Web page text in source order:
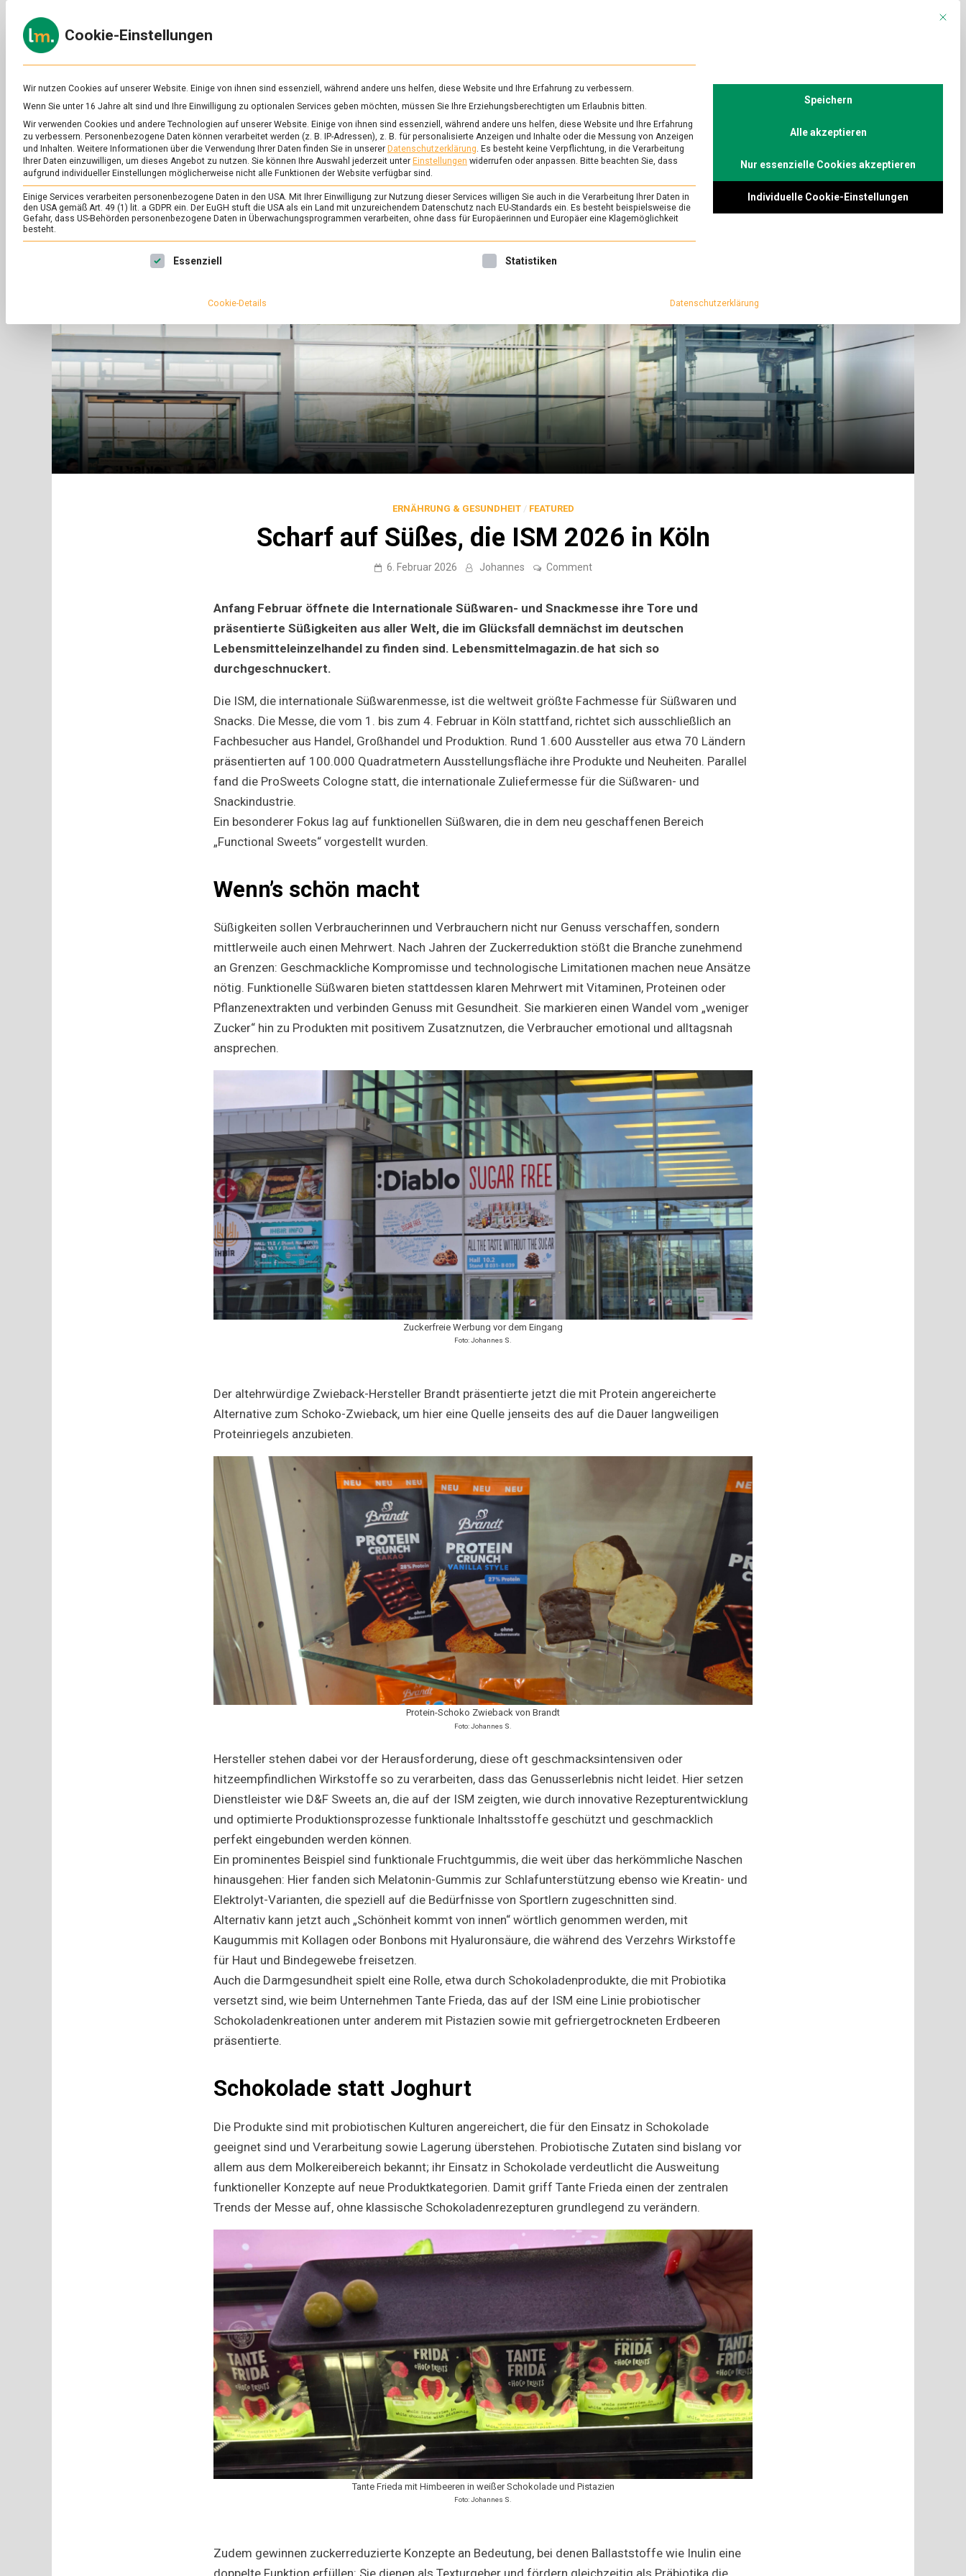
to
content
zu
&
Ernährung
ERNÄHRUNG & GESUNDHEIT/ FEATURED
Scharf auf Süßes, die ISM 2026 in Köln
6. Februar 2026 Johannes Commenton
die
ISM
2026
in
Anfang Februar öffnete die Internationale Süßwaren- und Snackmesse ihre Tore und
präsentierte Süßigkeiten aus aller Welt, die im Glücksfall demnächst im deutschen
Lebensmitteleinzelhandel zu finden sind. Lebensmittelmagazin.de hat sich so
durchgeschnuckert.
Die ISM, die internationale Süßwarenmesse, ist die weltweit größte Fachmesse für Süßwaren und
Snacks. Die Messe, die vom 1. bis zum 4. Februar in Köln stattfand, richtet sich ausschließlich an
Fachbesucher aus Handel, Großhandel und Produktion. Rund 1.600 Aussteller aus etwa 70 Ländern
präsentierten auf 100.000 Quadratmetern Ausstellungsfläche ihre Produkte und Neuheiten. Parallel
fand die ProSweets Cologne statt, die internationale Zuliefermesse für die Süßwaren- und
Snackindustrie.
Ein besonderer Fokus lag auf funktionellen Süßwaren, die in dem neu geschaffenen Bereich
„Functional Sweets“ vorgestellt wurden.
Wenn’s schön macht
Süßigkeiten sollen Verbraucherinnen und Verbrauchern nicht nur Genuss verschaffen, sondern
mittlerweile auch einen Mehrwert. Nach Jahren der Zuckerreduktion stößt die Branche zunehmend
an Grenzen: Geschmackliche Kompromisse und technologische Limitationen machen neue Ansätze
nötig. Funktionelle Süßwaren bieten stattdessen klaren Mehrwert mit Vitaminen, Proteinen oder
Pflanzenextrakten und verbinden Genuss mit Gesundheit. Sie markieren einen Wandel vom „weniger
Zucker“ hin zu Produkten mit positivem Zusatznutzen, die Verbraucher emotional und alltagsnah
ansprechen.
Zuckerfreie Werbung vor dem Eingang
Foto: Johannes S.
Der altehrwürdige Zwieback-Hersteller Brandt präsentierte jetzt die mit Protein angereicherte
Alternative zum Schoko-Zwieback, um hier eine Quelle jenseits des auf die Dauer langweiligen
Proteinriegels anzubieten.
Protein-Schoko Zwieback von Brandt
Foto: Johannes S.
Hersteller stehen dabei vor der Herausforderung, diese oft geschmacksintensiven oder
hitzeempfindlichen Wirkstoffe so zu verarbeiten, dass das Genusserlebnis nicht leidet. Hier setzen
Dienstleister wie D&F Sweets an, die auf der ISM zeigten, wie durch innovative Rezepturentwicklung
und optimierte Produktionsprozesse funktionale Inhaltsstoffe geschützt und geschmacklich
perfekt eingebunden werden können.
Ein prominentes Beispiel sind funktionale Fruchtgummis, die weit über das herkömmliche Naschen
hinausgehen: Hier fanden sich Melatonin-Gummis zur Schlafunterstützung ebenso wie Kreatin- und
Elektrolyt-Varianten, die speziell auf die Bedürfnisse von Sportlern zugeschnitten sind.
Alternativ kann jetzt auch „Schönheit kommt von innen“ wörtlich genommen werden, mit
Kaugummis mit Kollagen oder Bonbons mit Hyaluronsäure, die während des Verzehrs Wirkstoffe
für Haut und Bindegewebe freisetzen.
Auch die Darmgesundheit spielt eine Rolle, etwa durch Schokoladenprodukte, die mit Probiotika
versetzt sind, wie beim Unternehmen Tante Frieda, das auf der ISM eine Linie probiotischer
Schokoladenkreationen unter anderem mit Pistazien sowie mit gefriergetrockneten Erdbeeren
präsentierte.
Schokolade statt Joghurt
Die Produkte sind mit probiotischen Kulturen angereichert, die für den Einsatz in Schokolade
geeignet sind und Verarbeitung sowie Lagerung überstehen. Probiotische Zutaten sind bislang vor
allem aus dem Molkereibereich bekannt; ihr Einsatz in Schokolade verdeutlicht die Ausweitung
funktioneller Konzepte auf neue Produktkategorien. Damit griff Tante Frieda einen der zentralen
Trends der Messe auf, ohne klassische Schokoladenrezepturen grundlegend zu verändern.
Tante Frieda mit Himbeeren in weißer Schokolade und Pistazien
Foto: Johannes S.
Zudem gewinnen zuckerreduzierte Konzepte an Bedeutung, bei denen Ballaststoffe wie Inulin eine
doppelte Funktion erfüllen: Sie dienen als Texturgeber und fördern gleichzeitig als Präbiotika die
Mit
Cookie-Einstellungen
Wir nutzen Cookies auf unserer Website. Einige von ihnen sind essenziell, während andere uns helfen, diese Website und Ihre Erfahrung zu verbessern.
Wenn Sie unter 16 Jahre alt sind und Ihre Einwilligung zu optionalen Services geben möchten, müssen Sie Ihre Erziehungsberechtigten um Erlaubnis bitten.
Wir verwenden Cookies und andere Technologien auf unserer Website. Einige von ihnen sind essenziell, während andere uns helfen, diese Website und Ihre Erfahrung
zu verbessern. Personenbezogene Daten können verarbeitet werden (z. B. IP-Adressen), z. B. für personalisierte Anzeigen und Inhalte oder die Messung von Anzeigen
und Inhalten. Weitere Informationen über die Verwendung Ihrer Daten finden Sie in unserer Datenschutzerklärung. Es besteht keine Verpflichtung, in die Verarbeitung
Ihrer Daten einzuwilligen, um dieses Angebot zu nutzen. Sie können Ihre Auswahl jederzeit unter Einstellungen widerrufen oder anpassen. Bitte beachten Sie, dass
aufgrund individueller Einstellungen möglicherweise nicht alle Funktionen der Website verfügbar sind.
Einige Services verarbeiten personenbezogene Daten in den USA. Mit Ihrer Einwilligung zur Nutzung dieser Services willigen Sie auch in die Verarbeitung Ihrer Daten in
den USA gemäß Art. 49 (1) lit. a GDPR ein. Der EuGH stuft die USA als ein Land mit unzureichendem Datenschutz nach EU-Standards ein. Es besteht beispielsweise die
Gefahr, dass US-Behörden personenbezogene Daten in Überwachungsprogrammen verarbeiten, ohne dass für Europäerinnen und Europäer eine Klagemöglichkeit
besteht.
Es folgt eine Liste der Service-Gruppen, für die eine Einwilligung erteilt werden kann. Die erste Service-Gruppe ist essenziell und kann nicht abgewählt werden.
Essenziell Statistiken
Speichern
Alle akzeptieren
Nur essenzielle Cookies akzeptieren
Individuelle Cookie-Einstellungen
Cookie-Details Datenschutzerklärung